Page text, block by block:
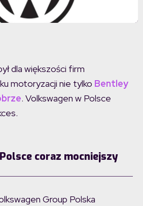
dla większości firm
motoryzacji nie tylko Bentley
. Volkswagen w Polsce
coraz mocniejszy
Group Polska